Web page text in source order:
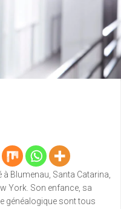
à Blumenau, Santa Catarina,
York. Son enfance, sa
généalogique sont tous